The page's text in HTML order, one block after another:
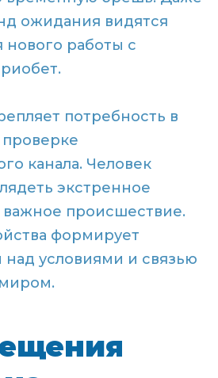
ожидания видятся
работы с
потребность в
канала. Человек
экстренное
происшествие.
формирует
над условиями и связью